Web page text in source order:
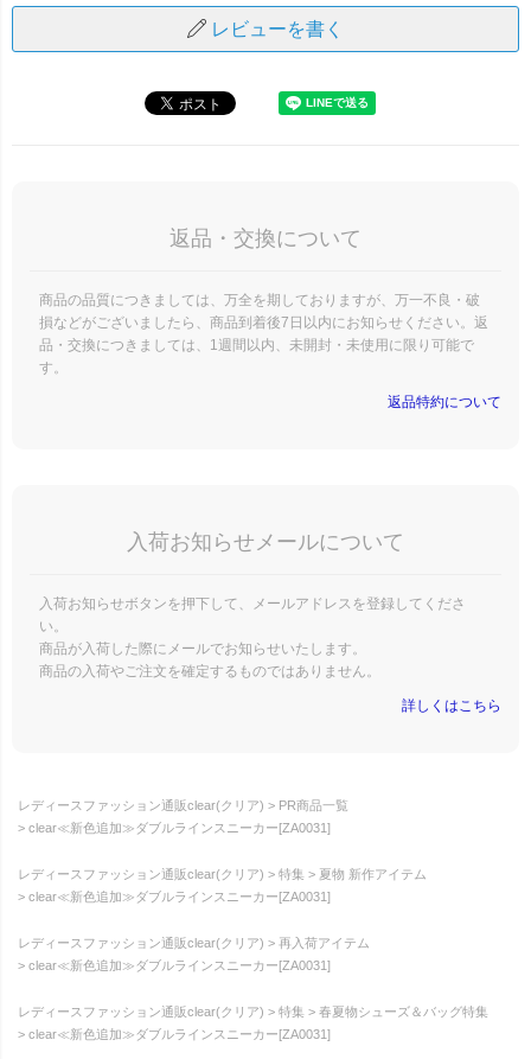
レビューを書く
返品・交換について
商品の品質につきましては、万全を期しておりますが、万一不良・破
損などがございましたら、商品到着後7日以内にお知らせください。返
品・交換につきましては、1週間以内、未開封・未使用に限り可能で
す。
返品特約について
入荷お知らせメールについて
入荷お知らせボタンを押下して、メールアドレスを登録してくださ
い。
商品が入荷した際にメールでお知らせいたします。
商品の入荷やご注文を確定するものではありません。
詳しくはこちら
レディースファッション通販clear(クリア)
PR商品一覧
clear≪新色追加≫ダブルラインスニーカー[ZA0031]
レディースファッション通販clear(クリア) 特集
夏物 新作アイテム
clear≪新色追加≫ダブルラインスニーカー[ZA0031]
レディースファッション通販clear(クリア)
再入荷アイテム
clear≪新色追加≫ダブルラインスニーカー[ZA0031]
レディースファッション通販clear(クリア) 特集
春夏物シューズ＆バッグ特集
clear≪新色追加≫ダブルラインスニーカー[ZA0031]